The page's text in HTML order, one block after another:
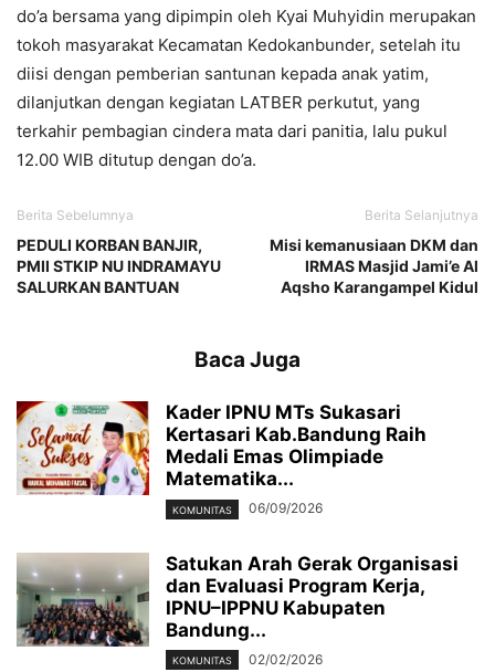
do’a bersama yang dipimpin oleh Kyai Muhyidin merupakan
tokoh masyarakat Kecamatan Kedokanbunder, setelah itu
diisi dengan pemberian santunan kepada anak yatim,
dilanjutkan dengan kegiatan LATBER perkutut, yang
terkahir pembagian cindera mata dari panitia, lalu pukul
12.00 WIB ditutup dengan do’a.
Berita Sebelumnya
PEDULI KORBAN BANJIR,
PMII STKIP NU INDRAMAYU
SALURKAN BANTUAN
Berita Selanjutnya
Misi kemanusiaan DKM dan
IRMAS Masjid Jami’e Al
Aqsho Karangampel Kidul
Baca Juga
Kader IPNU MTs Sukasari
Kertasari Kab.Bandung Raih
Medali Emas Olimpiade
Matematika...
KOMUNITAS 06/09/2026
Satukan Arah Gerak Organisasi
dan Evaluasi Program Kerja,
IPNU–IPPNU Kabupaten
Bandung...
KOMUNITAS 02/02/2026